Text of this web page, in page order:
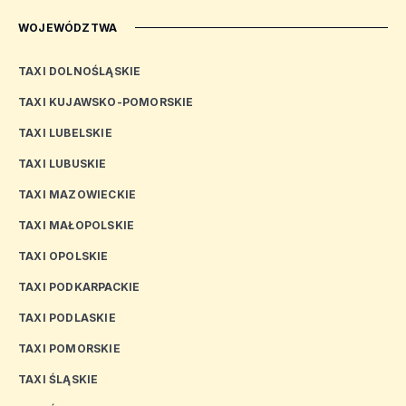
WOJEWÓDZTWA
TAXI DOLNOŚLĄSKIE
TAXI KUJAWSKO-POMORSKIE
TAXI LUBELSKIE
TAXI LUBUSKIE
TAXI MAZOWIECKIE
TAXI MAŁOPOLSKIE
TAXI OPOLSKIE
TAXI PODKARPACKIE
TAXI PODLASKIE
TAXI POMORSKIE
TAXI ŚLĄSKIE